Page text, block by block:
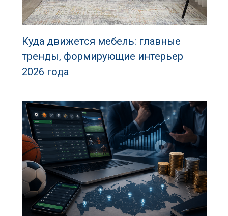
Куда движется мебель: главные
тренды, формирующие интерьер
2026 года